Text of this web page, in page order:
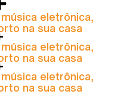
eletrônica,
na sua casa
eletrônica,
na sua casa
eletrônica,
na sua casa